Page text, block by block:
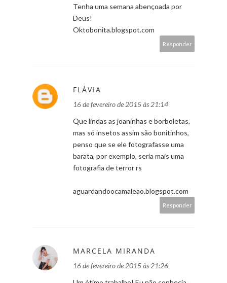
Tenha uma semana abençoada por
Deus!
Oktobonita.blogspot.com
Responder
FLÁVIA
16 de fevereiro de 2015 às 21:14
Que lindas as joaninhas e borboletas,
mas só insetos assim são bonitinhos,
penso que se ele fotografasse uma
barata, por exemplo, seria mais uma
fotografia de terror rs
aguardandoocamaleao.blogspot.com
Responder
MARCELA MIRANDA
16 de fevereiro de 2015 às 21:26